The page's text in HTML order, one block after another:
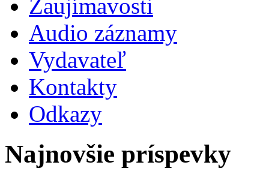
Zaujímavosti
Audio záznamy
Vydavateľ
Kontakty
Odkazy
Najnovšie príspevky